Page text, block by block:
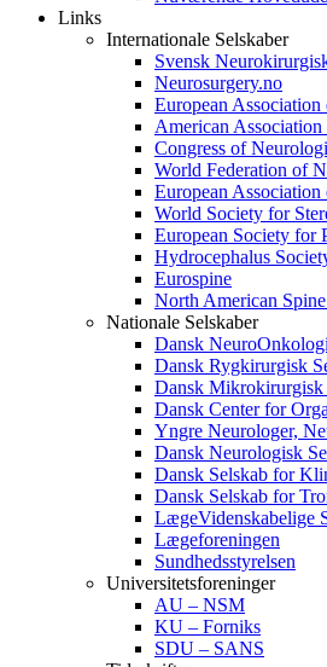
Links
Internationale Selskaber
Svensk
Neurosurgery.no
European
American
Congress of
World Federation of
European
World Society for
European Society for
Hydrocephalus
Eurospine
North American
Nationale Selskaber
Dansk
Dansk Rygkirurgisk
Dansk Mikrokirurgisk
Dansk Center for
Yngre Neurologer,
Dansk Neurologisk
Dansk Selskab for
Dansk Selskab for
LægeVidenskabelige
Lægeforeningen
Sundhedsstyrelsen
Universitetsforeninger
AU – NSM
KU – Forniks
SDU – SANS